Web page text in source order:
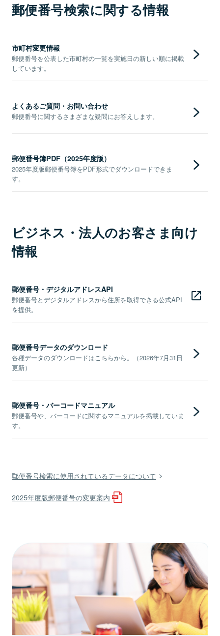
郵便番号検索に関する情報
市町村変更情報
郵便番号を公表した市町村の一覧を実施日の新しい順に掲載
しています。
よくあるご質問・お問い合わせ
郵便番号に関するさまざまな疑問にお答えします。
郵便番号簿PDF（2025年度版）
2025年度版郵便番号簿をPDF形式でダウンロードできま
す。
ビジネス・法人のお客さま向け
情報
郵便番号・デジタルアドレスAPI
郵便番号とデジタルアドレスから住所を取得できる公式API
を提供。
郵便番号データのダウンロード
各種データのダウンロードはこちらから。（2026年7月31日
更新）
郵便番号・バーコードマニュアル
郵便番号や、バーコードに関するマニュアルを掲載していま
す。
郵便番号検索に使用されているデータについて
2025年度版郵便番号の変更案内